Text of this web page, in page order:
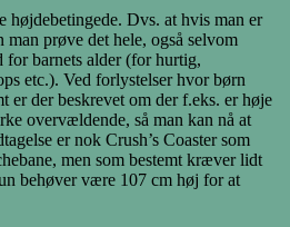
højdebetingede. Dvs. at hvis man er
prøve det hele, også selvom
barnets alder (for hurtig,
etc.). Ved forlystelser hvor børn
der beskrevet om der f.eks. er høje
overvældende, så man kan nå at
er nok Crush’s Coaster som
men som bestemt kræver lidt
behøver være 107 cm høj for at